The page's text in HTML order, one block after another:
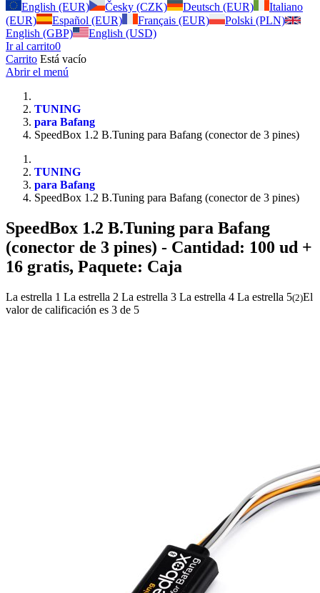
English (EUR)
Česky (CZK) Deutsch (EUR)
Italiano
(EUR)
Español (EUR) Français (EUR)
Polski (PLN)
English (GBP)
English (USD)
Ir al carrito0
Carrito Está vacío
Abrir el menú
TUNING
para Bafang
SpeedBox 1.2 B.Tuning para Bafang (conector de 3 pines)
TUNING
para Bafang
SpeedBox 1.2 B.Tuning para Bafang (conector de 3 pines)
SpeedBox 1.2 B.Tuning para Bafang
(conector de 3 pines) - Cantidad: 100 ud +
16 gratis, Paquete: Caja
La estrella 1 La estrella 2 La estrella 3 La estrella 4 La estrella 5(2)El
valor de calificación es 3 de 5